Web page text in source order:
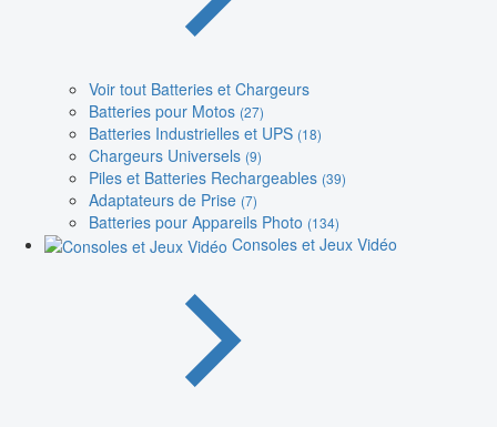
Voir tout Batteries et Chargeurs
Batteries pour Motos (27)
Batteries Industrielles et UPS (18)
Chargeurs Universels (9)
Piles et Batteries Rechargeables (39)
Adaptateurs de Prise (7)
Batteries pour Appareils Photo (134)
Consoles et Jeux Vidéo